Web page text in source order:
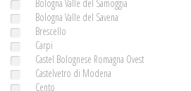
Bologna Valle del Samoggia
Bologna Valle del Savena
Brescello
Carpi
Castel Bolognese Romagna Ovest
Castelvetro di Modena
Cento